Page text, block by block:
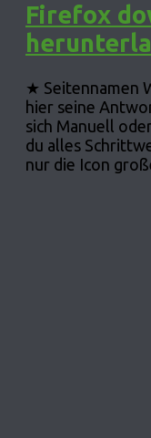
Firefox
★ Seitennamen
hier seine
sich Manuell
du alles
nur die Icon